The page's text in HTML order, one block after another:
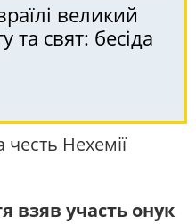
великий
свят: бесіда
Нехемії
взяв участь онук